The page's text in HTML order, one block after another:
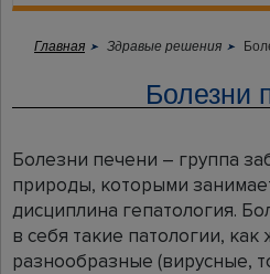
Главная Здравые решения
Болезни
Болезни печени – группа
природы, которыми
дисциплина гепатология.
в себя такие патологии,
разнообразные (вирусные,